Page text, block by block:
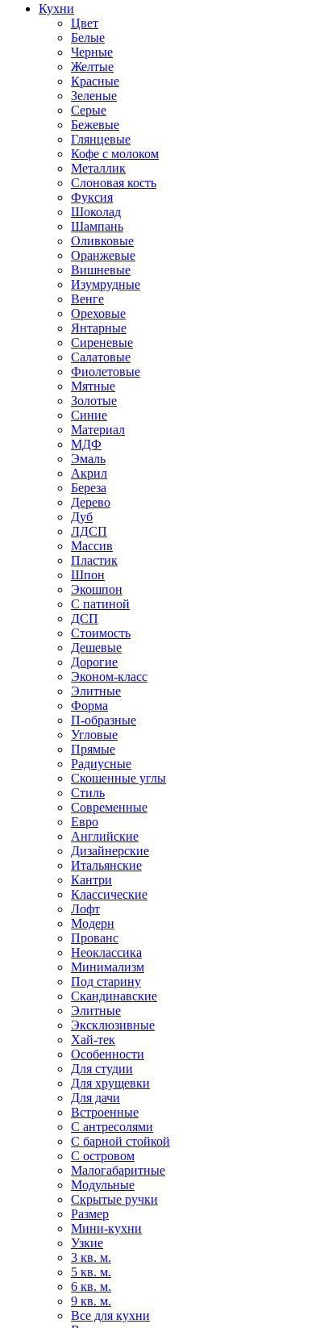
Кухни
Цвет
Белые
Черные
Желтые
Красные
Зеленые
Серые
Бежевые
Глянцевые
Кофе с молоком
Металлик
Слоновая кость
Фуксия
Шоколад
Шампань
Оливковые
Оранжевые
Вишневые
Изумрудные
Венге
Ореховые
Янтарные
Сиреневые
Салатовые
Фиолетовые
Мятные
Золотые
Синие
Материал
МДФ
Эмаль
Акрил
Береза
Дерево
Дуб
ЛДСП
Массив
Пластик
Шпон
Экошпон
С патиной
ДСП
Стоимость
Дешевые
Дорогие
Эконом-класс
Элитные
Форма
П-образные
Угловые
Прямые
Радиусные
Скошенные углы
Стиль
Современные
Евро
Английские
Дизайнерские
Итальянские
Кантри
Классические
Лофт
Модерн
Прованс
Неоклассика
Минимализм
Под старину
Скандинавские
Элитные
Эксклюзивные
Хай-тек
Особенности
Для студии
Для хрущевки
Для дачи
Встроенные
С антресолями
С барной стойкой
С островом
Малогабаритные
Модульные
Скрытые ручки
Размер
Мини-кухни
Узкие
3 кв. м.
5 кв. м.
6 кв. м.
9 кв. м.
Все для кухни